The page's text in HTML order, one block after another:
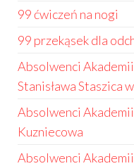
99 ćwiczeń na nogi
99 przekąsek dla
Absolwenci
Stanisława Staszica
Absolwenci
Kuzniecowa
Absolwenci